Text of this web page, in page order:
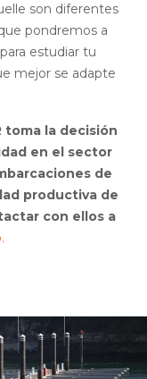
son diferentes
pondremos a
estudiar tu
mejor se adapte
toma la decisión
en el sector
de
productiva de
con ellos a